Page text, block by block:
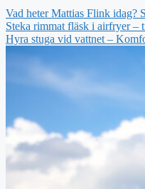
Vad heter Mattias Flink idag?
Steka rimmat fläsk i airfryer –
Hyra stuga vid vattnet –